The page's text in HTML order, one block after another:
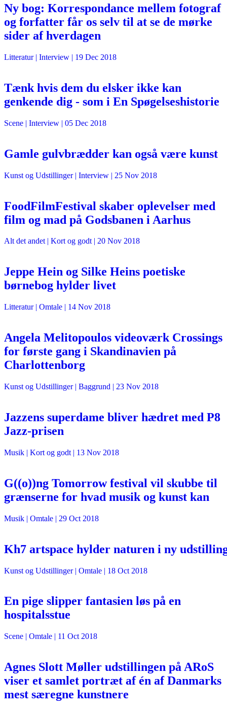
Ny bog: Korrespondance mellem fotograf
og forfatter får os selv til at se de mørke
sider af hverdagen
Litteratur| Interview | 19 Dec 2018
Tænk hvis dem du elsker ikke kan
genkende dig - som i En Spøgelseshistorie
Scene | Interview | 05 Dec 2018
Gamle gulvbrædder kan også være kunst
Kunst og Udstillinger| Interview | 25 Nov 2018
FoodFilmFestival skaber oplevelser med
film og mad på Godsbanen i Aarhus
Alt det andet| Kort og godt | 20 Nov 2018
Jeppe Hein og Silke Heins poetiske
børnebog hylder livet
Litteratur| Omtale | 14 Nov 2018
Angela Melitopoulos videoværk Crossings
for første gang i Skandinavien på
Charlottenborg
Kunst og Udstillinger| Baggrund | 23 Nov 2018
Jazzens superdame bliver hædret med P8
Jazz-prisen
Musik | Kort og godt | 13 Nov 2018
G((o))ng Tomorrow festival vil skubbe til
grænserne for hvad musik og kunst kan
Musik | Omtale | 29 Oct 2018
Kh7 artspace hylder naturen i ny
Kunst og Udstillinger| Omtale | 18 Oct 2018
En pige slipper fantasien løs på en
hospitalsstue
Scene | Omtale | 11 Oct 2018
Agnes Slott Møller udstillingen på ARoS
viser et samlet portræt af én af Danmarks
mest særegne kunstnere